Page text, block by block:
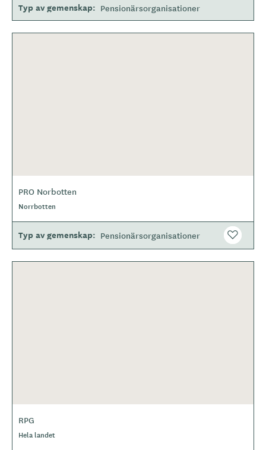
Typ av gemenskap Pensionärsorganisationer
PRO Norbotten
Norrbotten
Typ av gemenskap Pensionärsorganisationer
RPG
Hela landet